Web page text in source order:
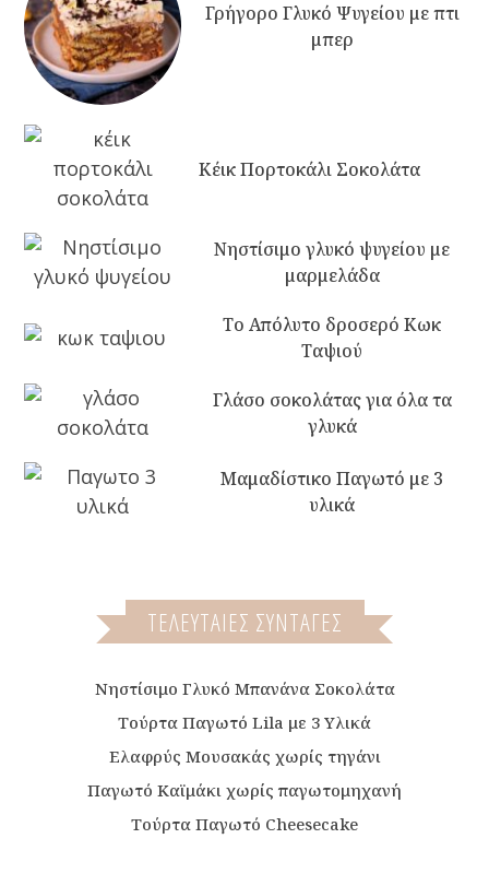
Γρήγορο Γλυκό Ψυγείου με πτι
μπερ
Κέικ Πορτοκάλι Σοκολάτα
Νηστίσιμο γλυκό ψυγείου με
μαρμελάδα
Το Απόλυτο δροσερό Κωκ
Ταψιού
Γλάσο σοκολάτας για όλα τα
γλυκά
Μαμαδίστικο Παγωτό με 3
υλικά
ΤΕΛΕΥΤΑΙΕΣ ΣΥΝΤΑΓΕΣ
Νηστίσιμο Γλυκό Μπανάνα Σοκολάτα
Τούρτα Παγωτό Lila με 3 Υλικά
Ελαφρύς Μουσακάς χωρίς τηγάνι
Παγωτό Καϊμάκι χωρίς παγωτομηχανή
Τούρτα Παγωτό Cheesecake